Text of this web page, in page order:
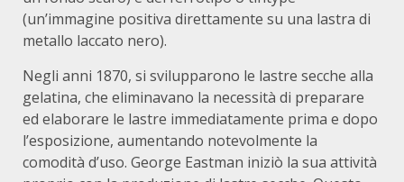
(un’immagine positiva direttamente su una lastra di
metallo laccato nero).
Negli anni 1870, si svilupparono le lastre secche alla
gelatina, che eliminavano la necessità di preparare
ed elaborare le lastre immediatamente prima e dopo
l’esposizione, aumentando notevolmente la
comodità d’uso. George Eastman iniziò la sua attività